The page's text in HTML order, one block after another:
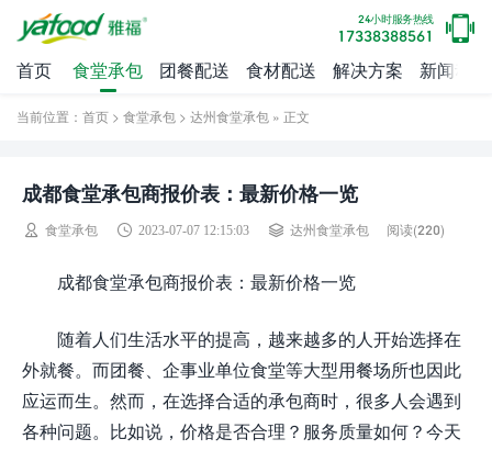
24小时服务热线
17338388561
首页 食堂承包 团餐配送 食材配送 解决方案 新闻动态
当前位置： 首页 > 食堂承包 > 达州食堂承包 » 正文
成都食堂承包商报价表：最新价格一览
食堂承包 2023-07-07 12:15:03 达州食堂承包 阅读(220)
成都食堂承包商报价表：最新价格一览
随着人们生活水平的提高，越来越多的人开始选择在
外就餐。而团餐、企事业单位食堂等大型用餐场所也因此
应运而生。然而，在选择合适的承包商时，很多人会遇到
各种问题。比如说，价格是否合理？服务质量如何？今天